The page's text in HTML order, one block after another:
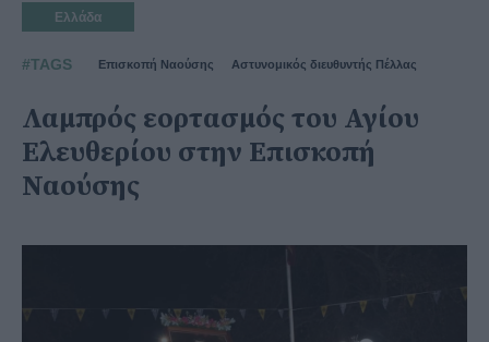
Ελλάδα
#TAGS Επισκοπή Ναούσης Αστυνομικός διευθυντής Πέλλας
Λαμπρός εορτασμός του Αγίου
Ελευθερίου στην Επισκοπή
Ναούσης